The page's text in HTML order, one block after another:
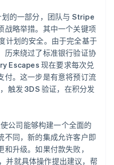
的一部分，团队与 Stripe
战略举措。其中一个关键项
计划的安全。由于完全基于
历来绕过了标准银行验证协
Escapes 现在要求每次兑
付。这一步是有意将预订流
触发 3DS 验证，在积分发
公司能够构建一个全面的
不同，新的集成允许客户即
升级。如果付款失败，
并就具体操作提出建议，帮